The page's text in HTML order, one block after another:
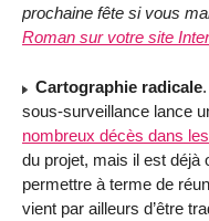
prochaine fête si vous
Roman sur votre site
Cartographie radicale
sous-surveillance lance
nombreux décès dans
du projet, mais il est déjà
permettre à terme de
vient par ailleurs d’être